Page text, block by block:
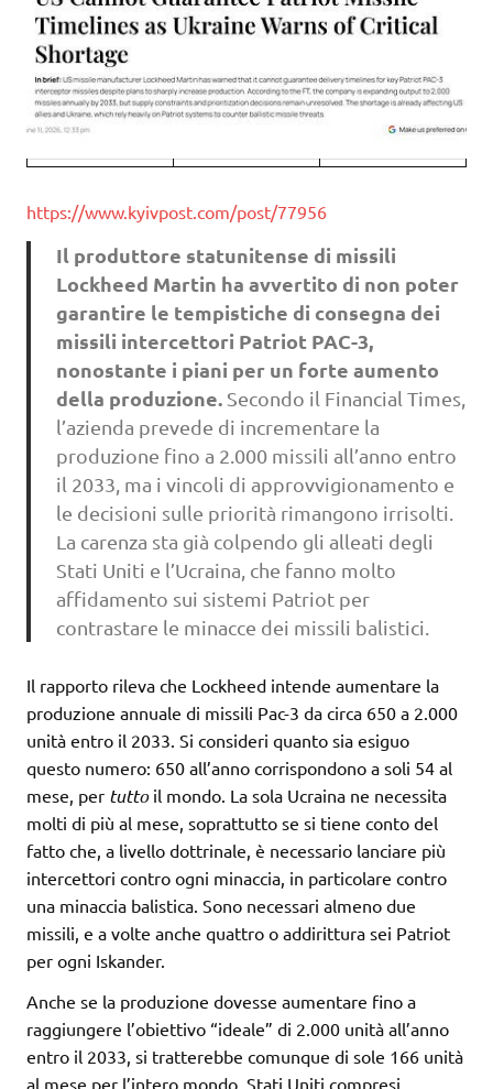
https://www.kyivpost.com/post/77956
Il produttore statunitense di missili
Lockheed Martin ha avvertito di non poter
garantire le tempistiche di consegna dei
missili intercettori Patriot PAC-3,
nonostante i piani per un forte aumento
della produzione.Secondo il Financial Times,
l’azienda prevede di incrementare la
produzione fino a 2.000 missili all’anno entro
il 2033, ma i vincoli di approvvigionamento e
le decisioni sulle priorità rimangono irrisolti.
La carenza sta già colpendo gli alleati degli
Stati Uniti e l’Ucraina, che fanno molto
affidamento sui sistemi Patriot per
contrastare le minacce dei missili balistici.
Il rapporto rileva che Lockheed intende aumentare la
produzione annuale di missili Pac-3 da circa 650 a 2.000
unità entro il 2033. Si consideri quanto sia esiguo
questo numero: 650 all’anno corrispondono a soli 54 al
mese, per tuttoil mondo. La sola Ucraina ne necessita
molti di più al mese, soprattutto se si tiene conto del
fatto che, a livello dottrinale, è necessario lanciare più
intercettori contro ogni minaccia, in particolare contro
una minaccia balistica. Sono necessari almeno due
missili, e a volte anche quattro o addirittura sei Patriot
per ogni Iskander.
Anche se la produzione dovesse aumentare fino a
raggiungere l’obiettivo “ideale” di 2.000 unità all’anno
entro il 2033, si tratterebbe comunque di sole 166 unità
al mese per l’intero mondo, Stati Uniti compresi.